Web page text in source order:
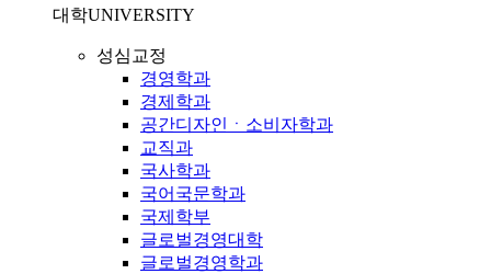
대학UNIVERSITY
성심교정
경영학과
경제학과
공간디자인ㆍ소비자학과
교직과
국사학과
국어국문학과
국제학부
글로벌경영대학
글로벌경영학과